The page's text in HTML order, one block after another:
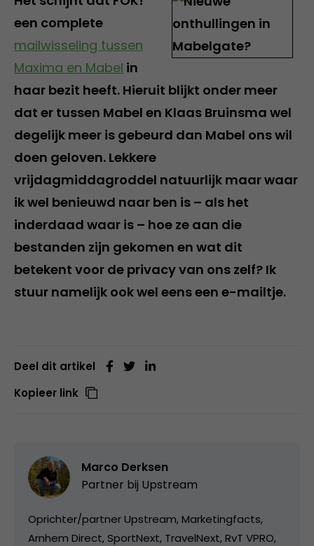
een complete
mailwisseling tussen
Maxima en Mabel in
haar bezit heeft. Hieruit blijkt onder meer
dat er tussen Mabel en Klaas Bruinsma wel
degelijk meer is gebeurd dan Mabel ons wil
doen geloven. Lekkere
vrijdagmiddagroddel natuurlijk maar waar
ik wel benieuwd naar ben is – als het
inderdaad waar is – hoe ze aan die
bestanden zijn gekomen en wat dit
betekent voor de privacy van ons zelf? Ik
stuur namelijk ook wel eens een e-mailtje.
Deel dit artikel
Kopieer link
Marco Derksen
Partner bij Upstream
Oprichter/partner Upstream, Marketingfacts,
Arnhem Direct, SportNext, TravelNext, RvT VPRO,